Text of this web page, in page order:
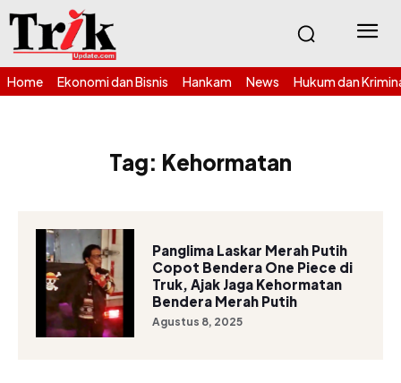
Home Ekonomi dan Bisnis Hankam News Hukum dan
Tag: Kehormatan
Panglima Laskar Merah Putih
Copot Bendera One Piece di
Truk, Ajak Jaga Kehormatan
Bendera Merah Putih
Agustus 8, 2025